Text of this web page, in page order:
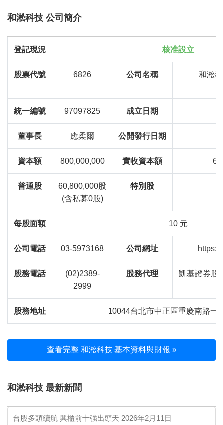
和淞科技 公司簡介
登記現況 核准設立
股票代號 6826 公司名稱 和淞
統一編號 97097825 成立日期
董事長 應柔爾 公開發行日期
資本額 800,000,000 實收資本額
普通股
60,800,000股
(含私募0股)
特別股
每股面額 10 元
公司電話 03-5973168 公司網址
股務電話
(02)2389-
2999
股務代理 凱基證券股
股務地址 10044台北市中正區重慶南路一
查看完整 和淞科技 基本資料與財報 »
和淞科技 最新新聞
台股多頭續航 興櫃前十強出頭天 2026年2月11日